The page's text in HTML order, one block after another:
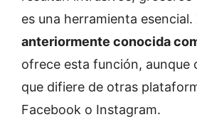
es una herramienta esencial.
anteriormente conocida
ofrece esta función, aunque
que difiere de otras
Facebook o Instagram.